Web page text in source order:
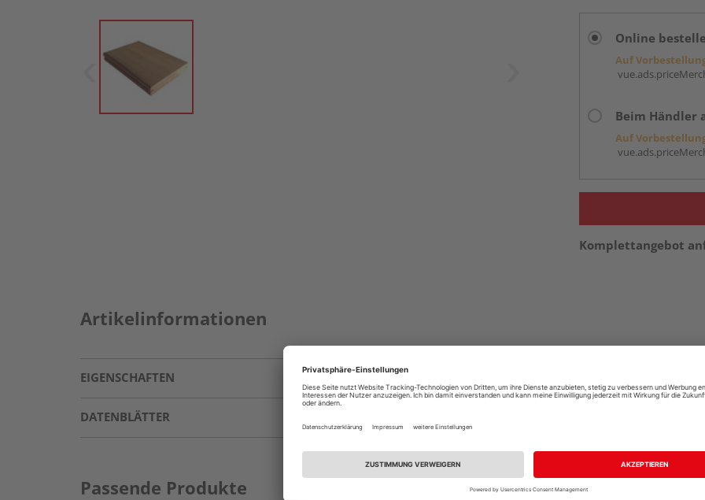
Online
Auf
Beim Händler
Auf
Komplettangebot
Artikelinformationen
EIGENSCHAFTEN
DATENBLÄTTER
Passende Produkte